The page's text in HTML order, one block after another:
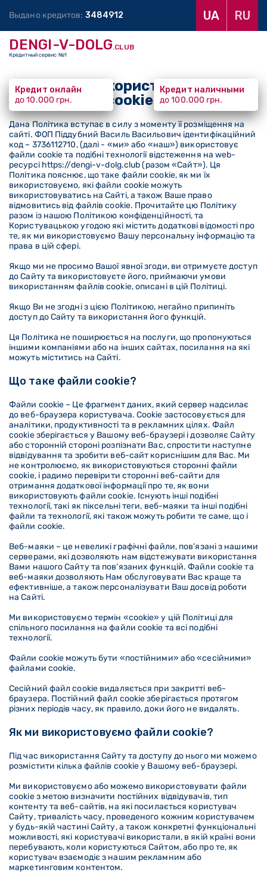
Выдано кредитов: 348491 2 UA RU
DENGI-V-DOLG.CLUB
Кредитный сервис №1
Кредит онлайн
до 10.000 грн.
Кредит наличными
до 100.000 грн.
Полiтика використання файлiв
cookies
Дана Політика вступає в силу з моменту її розміщення на
сайті. ФОП Піддубний Василь Васильович ідентифікаційний
код – 3736112710, (далі - «ми» або «наш») використовує
файли cookie та подібні технології відстеження на web-
ресурсі https://dengi-v-dolg.club (разом «Сайт»). Ця
Політика пояснює, що таке файли cookie, як ми їх
використовуємо, які файли cookie можуть
використовуватись на Сайті, а також Ваше право
відмовитись від файлів cookie. Прочитайте цю Політику
разом із нашою Політикою конфіденційності, та
Користувацькою угодою які містить додаткові відомості про
те, як ми використовуємо Вашу персональну інформацію та
права в цій сфері.
Якщо ми не просимо Вашої явної згоди, ви отримуєте доступ
до Сайту та використовуєте його, приймаючи умови
використанням файлів cookie, описані в цій Політиці.
Якщо Ви не згодні з цією Політикою, негайно припиніть
доступ до Сайту та використання його функцій.
Ця Політика не поширюється на послуги, що пропонуються
іншими компаніями або на інших сайтах, посилання на які
можуть міститись на Сайті.
Що таке файли cookie?
Файли cookie – Це фрагмент даних, який сервер надсилає
до веб-браузера користувача. Cookie застосовується для
аналітики, продуктивності та в рекламних цілях. Файл
cookie зберігається у Вашому веб-браузері і дозволяє Сайту
або сторонній стороні розпізнати Вас, спростити наступне
відвідування та зробити веб-сайт кориснішим для Вас. Ми
не контролюємо, як використовуються сторонні файли
cookie, і радимо перевірити сторонні веб-сайти для
отримання додаткової інформації про те, як вони
використовують файли cookie. Існують інші подібні
технології, такі як піксельні теги, веб-маяки та інші подібні
файли та технології, які також можуть робити те саме, що і
файли cookie.
Веб-маяки – це невеликі графічні файли, пов’язані з нашими
серверами, які дозволяють нам відстежувати використання
Вами нашого Сайту та пов’язаних функцій. Файли cookie та
веб-маяки дозволяють Нам обслуговувати Вас краще та
ефективніше, а також персоналізувати Ваш досвід роботи
на Сайті.
Ми використовуємо термін «cookie» у цій Політиці для
спільного посилання на файли cookie та всі подібні
технології.
Файли cookie можуть бути «постійними» або «сесійними»
файлами cookie.
Сесійний файл cookie видаляється при закритті веб-
браузера. Постійний файл cookie зберігається протягом
різних періодів часу, як правило, доки його не видалять.
Як ми використовуємо файли cookie?
Під час використання Сайту та доступу до нього ми можемо
розмістити кілька файлів cookie у Вашому веб-браузері.
Ми використовуємо або можемо використовувати файли
cookie з метою визначити постійних відвідувачів, тип
контенту та веб-сайтів, на які посилається користувач
Сайту, тривалість часу, проведеного кожним користувачем
у будь-якій частині Сайту, а також конкретні функціональні
можливості, які користувачі використали, в якій країні вони
перебувають, коли користуються Сайтом, або про те, як
користувач взаємодіє з нашим рекламним або
маркетинговим контентом.